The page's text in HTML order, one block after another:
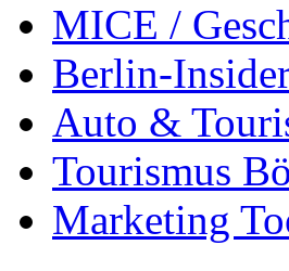
MICE /
Berlin-
Auto &
Tourismus
Marketing